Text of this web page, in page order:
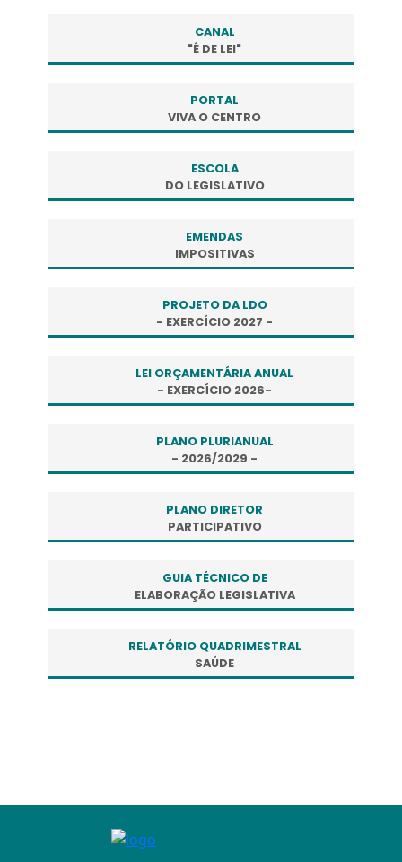
CANAL
"É DE LEI"
PORTAL
VIVA O CENTRO
ESCOLA
DO LEGISLATIVO
EMENDAS
IMPOSITIVAS
PROJETO DA LDO
- EXERCÍCIO 2027 -
LEI ORÇAMENTÁRIA ANUAL
- EXERCÍCIO 2026-
PLANO PLURIANUAL
- 2026/2029 -
PLANO DIRETOR
PARTICIPATIVO
GUIA TÉCNICO DE
ELABORAÇÃO LEGISLATIVA
RELATÓRIO QUADRIMESTRAL
SAÚDE